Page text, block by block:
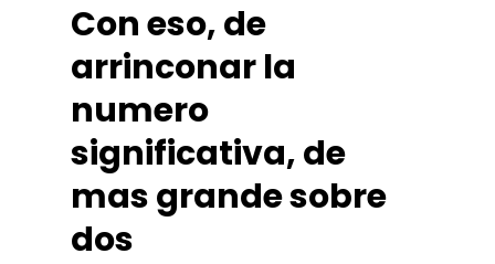
Con eso, de
arrinconar la
numero
significativa, de
mas grande sobre
dos